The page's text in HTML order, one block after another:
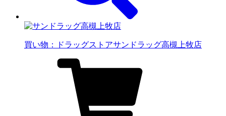
買い物：ドラッグストアサンドラッグ高槻上牧店